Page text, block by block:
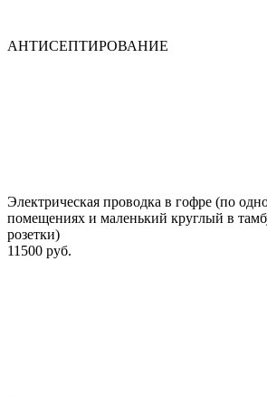
АНТИСЕПТИРОВАНИЕ
Электрическая проводка в гофре (по
помещениях и маленький круглый в
розетки)
11500 руб.